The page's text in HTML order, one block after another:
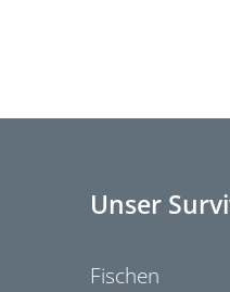
Unser
Fischen